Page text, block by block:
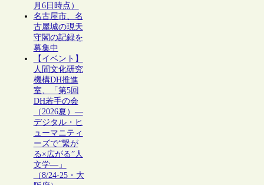
月6日時点）
名古屋市、名
古屋城の現天
守閣の記録を
募集中
【イベント】
人間文化研究
機構DH推進
室、「第5回
DH若手の会
（2026夏）―
デジタル・ヒ
ューマニティ
ーズで“繋が
る×広がる”人
文学―」
（8/24-25・大